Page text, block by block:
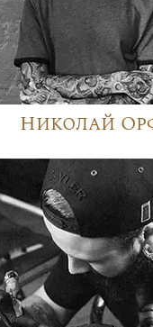
Николай